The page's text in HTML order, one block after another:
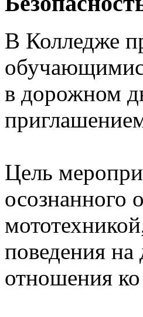
В Колледже
в дорожном
Цель
осознанного
поведения на
отношения